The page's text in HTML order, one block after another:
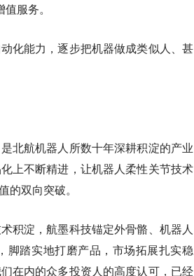
服务。
化能力，逐步把机器做成类似人、甚
北航机器人所数十年深耕积淀的产业
上不断精进，让机器人柔性关节技术
双向突破。
积淀，航墨科技锚定外骨骼、机器人
脚踏实地打磨产品，市场拓展扎实稳
在内的众多投资人的高度认可，已经